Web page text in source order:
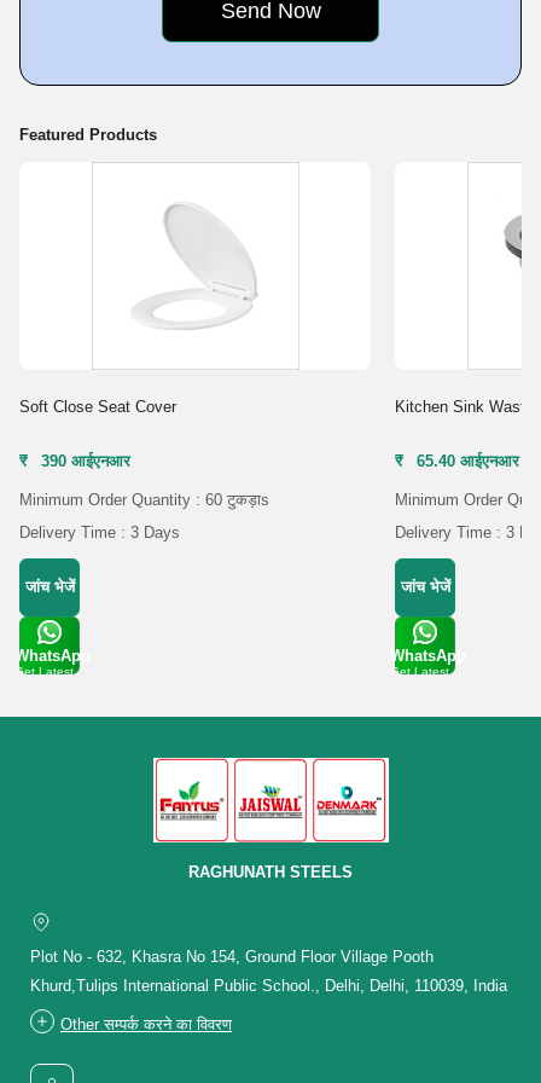
Featured Products
Soft Close Seat Cover
₹ 390 आईएनआर
Minimum Order Quantity : 60 टुकड़ाs
Delivery Time : 3 Days
जांच भेजें
WhatsApp
Get Latest
Kitchen Sink Waste
₹ 65.40 आईएनआर
Minimum Order
Delivery Time : 3
जांच भेजें
WhatsApp
Get Latest
RAGHUNATH STEELS
Plot No - 632, Khasra No 154, Ground Floor Village Pooth
Khurd,Tulips International Public School., Delhi, Delhi, 110039, India
Other सम्पर्क करने का विवरण